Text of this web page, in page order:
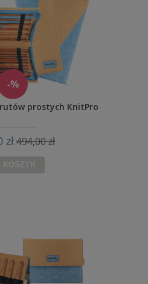
-%
prostych KnitPro
zł494,00 zł
KOSZYK